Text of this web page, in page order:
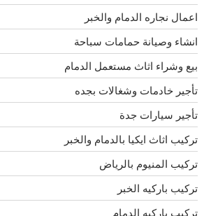
اعمال نجاره الدمام والخبر
انشاء وصيانة حمامات سباحة
بيع وشراء اثاث مستعمل الدمام
تأجير خادمات وشغالات بجده
تأجير سيارات جدة
تركيب اثاث ايكيا بالدمام والخبر
تركيب المنيوم بالرياض
تركيب باركيه الخبر
تركيب باركيه الدمام